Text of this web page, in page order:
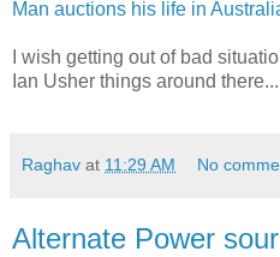
Man auctions his life in
I wish getting out of bad
Ian Usher things around there...
Raghav at 11:29 AM No
Alternate Power